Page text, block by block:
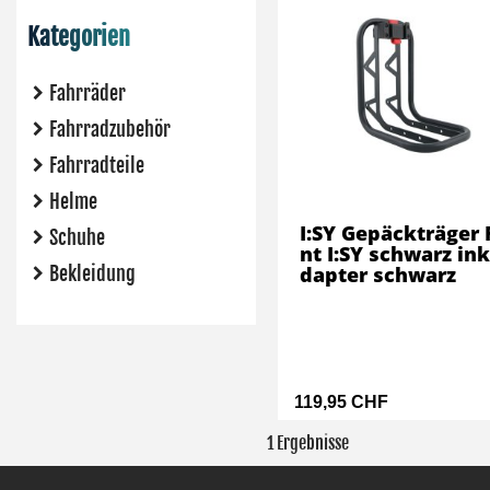
Kategorien
Fahrräder
Fahrradzubehör
Fahrradteile
Helme
Schuhe
Bekleidung
119,95 CHF
I:SY Gepäckträger
nt I:SY schwarz
dapter schwarz
1 Ergebnisse